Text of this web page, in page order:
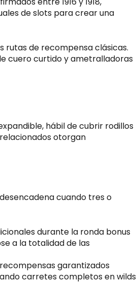
de slots para crear una
rutas de recompensa clásicas.
cuero curtido y ametralladoras
hábil de cubrir rodillos
otorgan
cuando tres o
durante la ronda bonus
a la totalidad de las
garantizados
carretes completos en wilds